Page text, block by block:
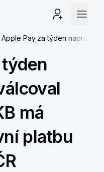
Apple Pay za týden naprosto
má
platbu